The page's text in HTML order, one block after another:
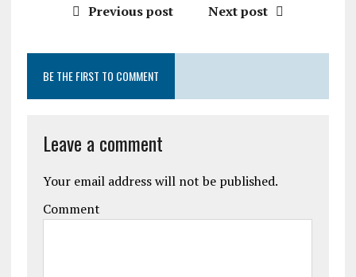
Previous post Next post
BE THE FIRST TO COMMENT
Leave a comment
Your email address will not be published.
Comment